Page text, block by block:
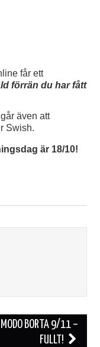
får ett
förrän du har fått
även att
Swish.
är 18/10!
MODO BORTA 9/11 –
FULLT!